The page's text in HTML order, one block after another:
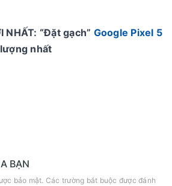
NHẤT: “Đặt gạch” Google Pixel 5
nhất
BẠN
bảo mật. Các trường bắt buộc được đánh